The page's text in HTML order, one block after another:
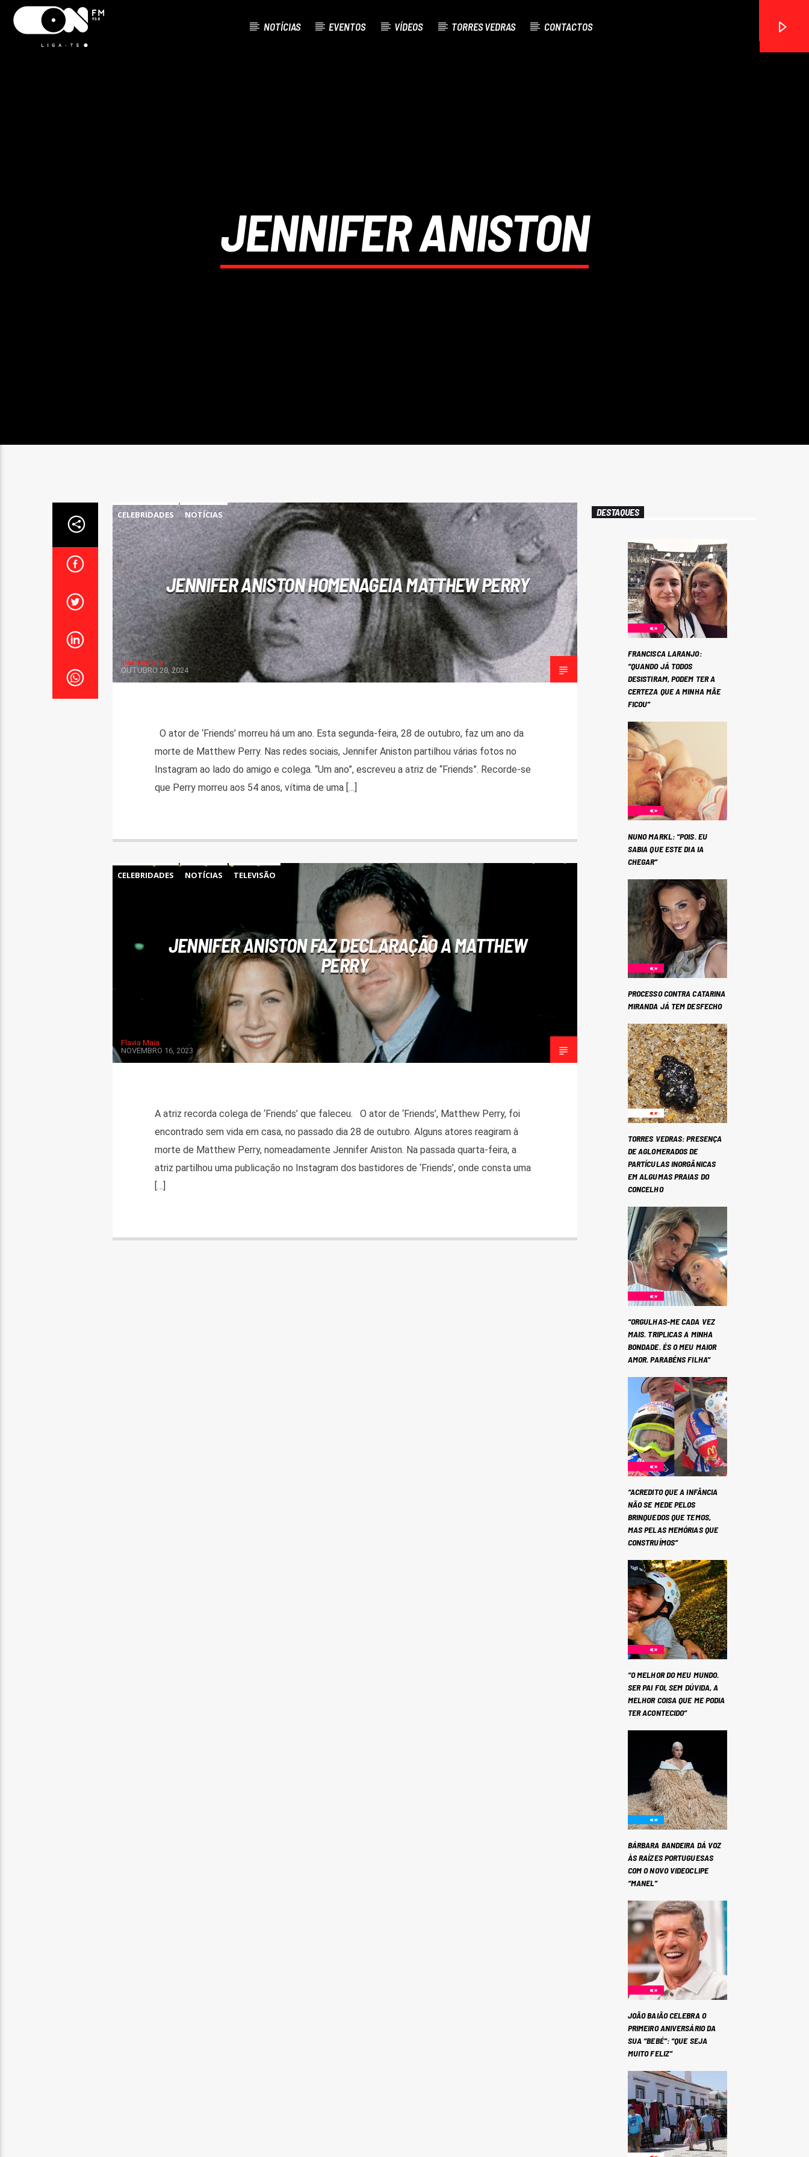
NOTÍCIAS EVENTOS VÍDEOS TORRES VEDRAS CONTACTOS
JENNIFER ANISTON
CELEBRIDADES NOTÍCIAS
JENNIFER ANISTON HOMENAGEIA MATTHEW PERRY
Inês Ferreira
OUTUBRO 28, 2024
O ator de ‘Friends’ morreu há um ano. Esta segunda-feira, 28 de outubro, faz um ano da
morte de Matthew Perry. Nas redes sociais, Jennifer Aniston partilhou várias fotos no
Instagram ao lado do amigo e colega. “Um ano”, escreveu a atriz de “Friends”. Recorde-se
que Perry morreu aos 54 anos, vítima de uma […]
CELEBRIDADES NOTÍCIAS TELEVISÃO
JENNIFER ANISTON FAZ DECLARAÇÃO A MATTHEW
PERRY
Flavia Maia
NOVEMBRO 16, 2023
A atriz recorda colega de ‘Friends’ que faleceu. O ator de ‘Friends’, Matthew Perry, foi
encontrado sem vida em casa, no passado dia 28 de outubro. Alguns atores reagiram à
morte de Matthew Perry, nomeadamente Jennifer Aniston. Na passada quarta-feira, a
atriz partilhou uma publicação no Instagram dos bastidores de ‘Friends’, onde consta uma
[…]
DESTAQUES
FRANCISCA LARANJO:
“QUANDO JÁ TODOS
DESISTIRAM, PODEM TER A
CERTEZA QUE A MINHA MÃE
FICOU”
NUNO MARKL: “POIS. EU
SABIA QUE ESTE DIA IA
CHEGAR”
PROCESSO CONTRA CATARINA
MIRANDA JÁ TEM DESFECHO
TORRES VEDRAS: PRESENÇA
DE AGLOMERADOS DE
PARTÍCULAS INORGÂNICAS
EM ALGUMAS PRAIAS DO
CONCELHO
“ORGULHAS-ME CADA VEZ
MAIS. TRIPLICAS A MINHA
BONDADE. ÉS O MEU MAIOR
AMOR. PARABÉNS FILHA”
“ACREDITO QUE A INFÂNCIA
NÃO SE MEDE PELOS
BRINQUEDOS QUE TEMOS,
MAS PELAS MEMÓRIAS QUE
CONSTRUÍMOS”
“O MELHOR DO MEU MUNDO.
SER PAI FOI, SEM DÚVIDA, A
MELHOR COISA QUE ME PODIA
TER ACONTECIDO”
BÁRBARA BANDEIRA DÁ VOZ
ÀS RAÍZES PORTUGUESAS
COM O NOVO VIDEOCLIPE
“MANEL”
JOÃO BAIÃO CELEBRA O
PRIMEIRO ANIVERSÁRIO DA
SUA “BEBÉ”: “QUE SEJA
MUITO FELIZ”